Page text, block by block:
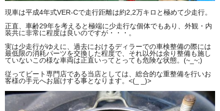
現車は平成4年式VER-Cで走行距離は約2,2万キロと極めて少走行。
正直、車齢29年を考えると極端に少走行な個体でもあり、外観・内
装共に非常に程度は良いのですが・・・。
実は少走行がゆえに、過去におけるディラーでの車検整備の際には
最低限の消耗パーツを交換した程度で、それ以外は余り整備も施し
ていないこの様な車両は正直いってとっても危険な状態。(~_~;)
従ってビート専門店である当店としては、総合的な重整備を行いお
客様の手元へお届けする事となります。<(_ _)>